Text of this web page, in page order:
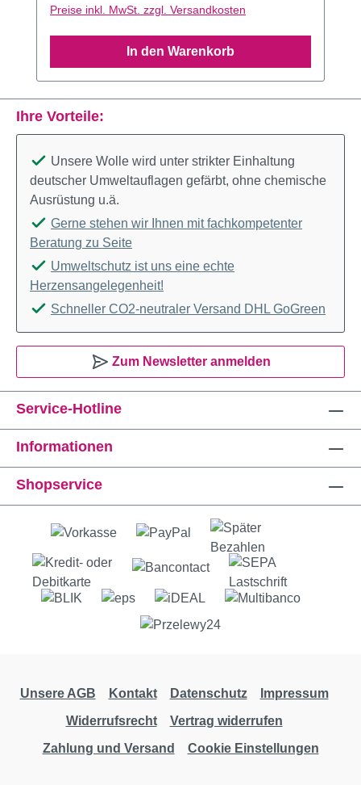
Preise inkl. MwSt. zzgl. Versandkosten
In den Warenkorb
Service-Hotline
Informationen
Shopservice
Ihre Vorteile:
Unsere Wolle wird unter strikter Einhaltung
deutscher Umweltauflagen gefärbt, ohne chemische
Ausrüstung u.ä.
Gerne stehen wir Ihnen mit fachkompetenter
Beratung zu Seite
Umweltschutz ist uns eine echte
Herzensangelegenheit!
Schneller CO2-neutraler Versand DHL GoGreen
Zum Newsletter anmelden
Unsere AGB Kontakt Datenschutz
Impressum
Widerrufsrecht
Vertrag widerrufen
Zahlung und Versand
Cookie Einstellungen